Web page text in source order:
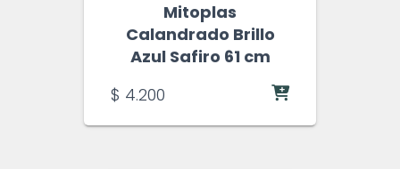
Mitoplas
Calandrado Brillo
Azul Safiro 61 cm
$ 4.200